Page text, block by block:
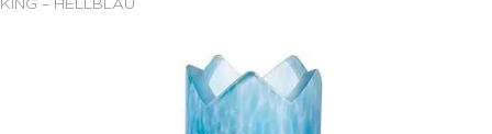
KING – HELLBLAU